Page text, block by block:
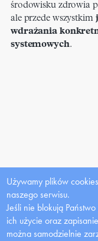
środowisku zdrowia
ale przede wszystkim
wdrażania
systemowych.
Dla mediów
Używamy plików
naszego serwisu.
Jeśli nie blokują
ich użycie oraz
można samodzielnie